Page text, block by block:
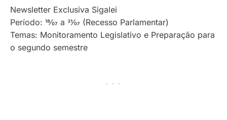
Newsletter Exclusiva Sigalei
Período: 18⁄07 a 31⁄07 (Recesso Parlamentar)
Temas: Monitoramento Legislativo e Preparação para
o segundo semestre
· · ·